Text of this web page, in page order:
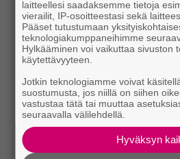
laitteellesi saadaksemme tietoja
vierailit, IP-osoitteestasi sekä
Pääset tutustumaan
teknologiakumppaneihimme
Hylkääminen voi vaikuttaa sivuston
käytettävyyteen.
Jotkin teknologiamme voivat
suostumusta, jos niillä on siihen
vastustaa tätä tai muuttaa
seuraavalla välilehdellä.
Hyväksyn